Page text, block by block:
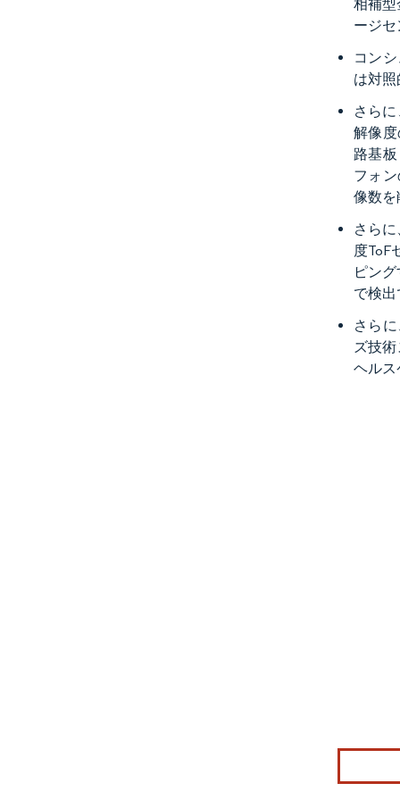
相補
ージセ
コン
は対照
さら
解像
路基
フォ
像数を
さら
度ToF
ピン
で検出
さら
ズ技
ヘルス
画像 ©